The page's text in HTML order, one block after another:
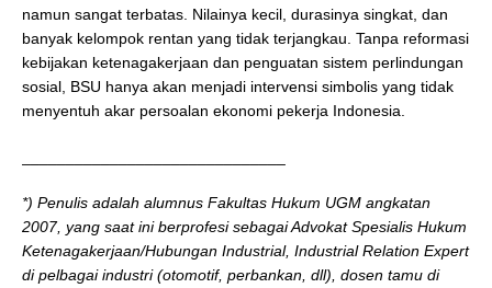
namun sangat terbatas. Nilainya kecil, durasinya singkat, dan
banyak kelompok rentan yang tidak terjangkau. Tanpa reformasi
kebijakan ketenagakerjaan dan penguatan sistem perlindungan
sosial, BSU hanya akan menjadi intervensi simbolis yang tidak
menyentuh akar persoalan ekonomi pekerja Indonesia.
*) Penulis adalah alumnus Fakultas Hukum UGM angkatan
2007, yang saat ini berprofesi sebagai Advokat Spesialis Hukum
Ketenagakerjaan/Hubungan Industrial, Industrial Relation Expert
di pelbagai industri (otomotif, perbankan, dll), dosen tamu di